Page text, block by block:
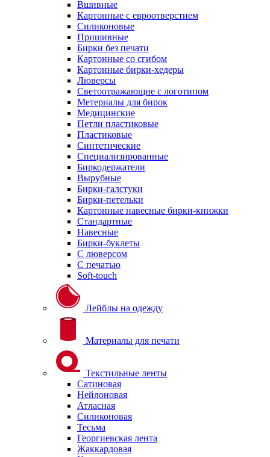
Вшивные
Картонные с евроотверстием
Силиконовые
Пришивные
Бирки без печати
Картонные со сгибом
Картонные бирки-хедеры
Люверсы
Светоотражающие с логотипом
Метериалы для бирок
Медицинские
Петли пластиковые
Пластиковые
Синтетические
Специализированные
Биркодержатели
Вырубные
Бирки-галстуки
Бирки-петельки
Картонные навесные бирки-книжки
Стандартные
Навесные
Бирки-буклеты
С люверсом
С печатью
Soft-touch
Лейблы на одежду
Материалы для печати
Текстильные ленты
Сатиновая
Нейлоновая
Атласная
Силиконовая
Тесьма
Георгиевская лента
Жаккардовая